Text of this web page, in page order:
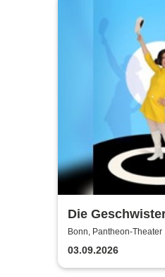
Die
präsentieren:
Frau
Ursli Pfister
Bonn, Pantheon-Theater
03.09.2026